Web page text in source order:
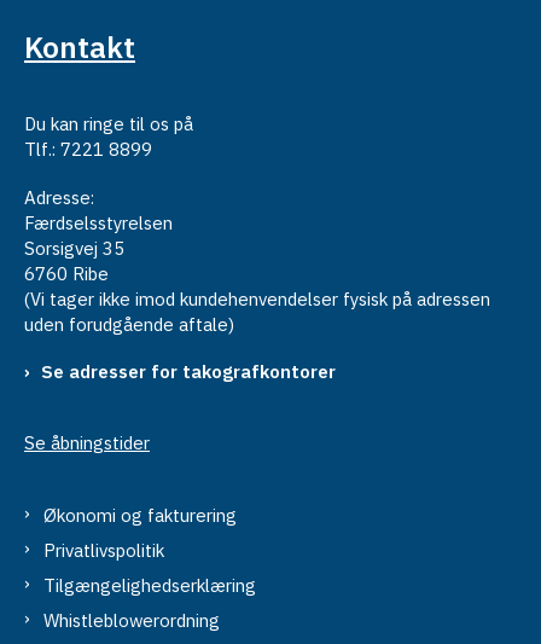
Kontakt
Du kan ringe til os på
Tlf.: 7221 8899
Adresse:
Færdselsstyrelsen
Sorsigvej 35
6760 Ribe
(Vi tager ikke imod kundehenvendelser fysisk på adressen
uden forudgående aftale)
Se adresser for takografkontorer
Se åbningstider
Økonomi og fakturering
Privatlivspolitik
Tilgængelighedserklæring
Whistleblowerordning